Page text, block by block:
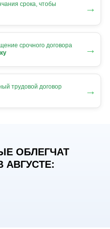
срока, чтобы
→
срочного договора
→
трудовой договор
→
ОБЛЕГЧАТ
АВГУСТЕ: